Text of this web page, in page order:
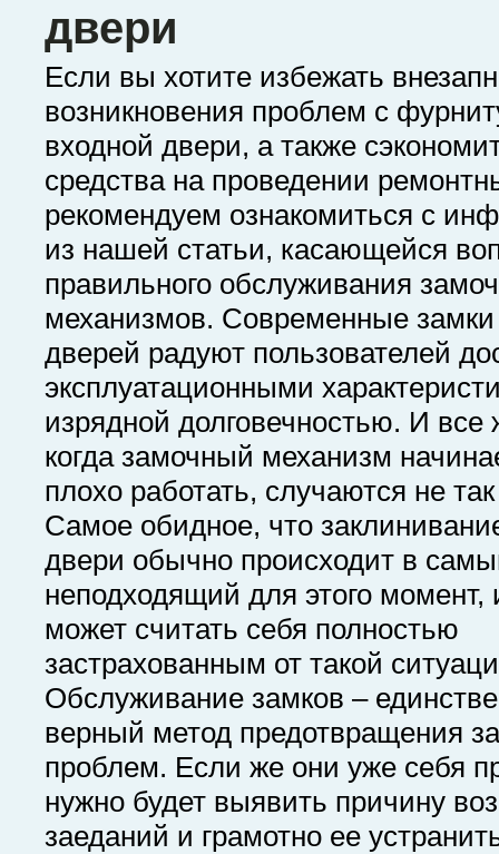
двери
Если вы хотите избежать
возникновения проблем с
входной двери, а также
средства на проведении
рекомендуем ознакомиться с
из нашей статьи, касающейся
правильного обслуживания
механизмов. Современные
дверей радуют пользователей
эксплуатационными
изрядной долговечностью. И все
когда замочный механизм
плохо работать, случаются не
Самое обидное, что
двери обычно происходит в
неподходящий для этого момент,
может считать себя полностью
застрахованным от такой
Обслуживание замков –
верный метод предотвращения
проблем. Если же они уже себя
нужно будет выявить причину
заеданий и грамотно ее